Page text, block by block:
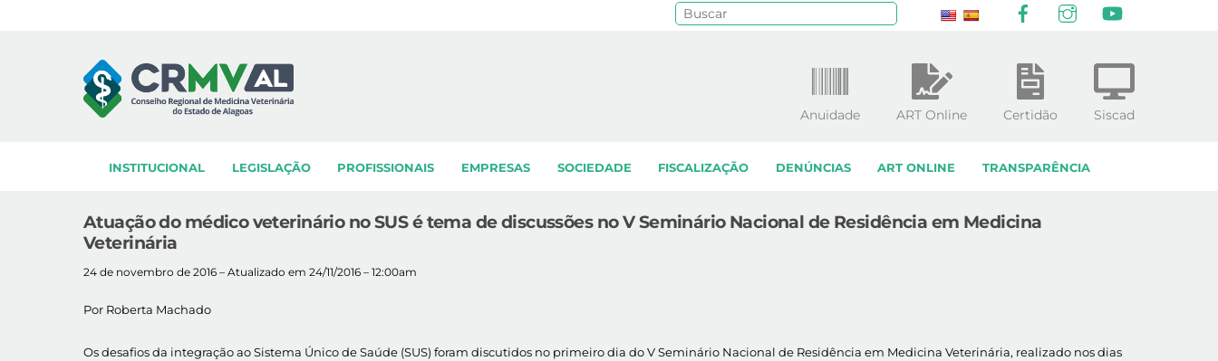
INSTITUCIONAL LEGISLAÇÃO PROFISSIONAIS EMPRESAS SOCIEDADE FISCALIZAÇÃO DENÚNCIAS ART ONLINE TRANSPARÊNCIA
Anuidade ART Online Certidão Siscad
Atuação do médico veterinário no SUS é tema de discussões no V Seminário Nacional de Residência em Medicina
Veterinária
24 de novembro de 2016 – Atualizado em 24/11/2016 – 12:00am
Por Roberta Machado
Os desafios da integração ao Sistema Único de Saúde (SUS) foram discutidos no primeiro dia do V Seminário Nacional de Residência em Medicina Veterinária, realizado nos dias